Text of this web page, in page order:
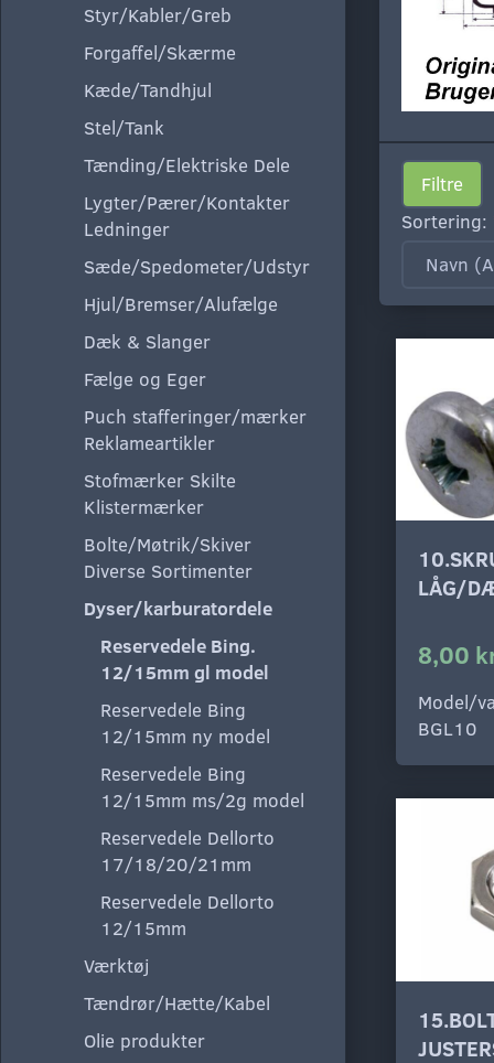
Styr/Kabler/Greb
Forgaffel/Skærme
Kæde/Tandhjul
Stel/Tank
Tænding/Elektriske Dele
Lygter/Pærer/Kontakter
Ledninger
Sæde/Spedometer/Udstyr
Hjul/Bremser/Alufælge
Dæk & Slanger
Fælge og Eger
Puch stafferinger/mærker
Reklameartikler
Stofmærker Skilte
Klistermærker
Bolte/Møtrik/Skiver
Diverse Sortimenter
Dyser/karburatordele
Reservedele Bing.
12/15mm gl model
Reservedele Bing
12/15mm ny model
Reservedele Bing
12/15mm ms/2g model
Reservedele Dellorto
17/18/20/21mm
Reservedele Dellorto
12/15mm
Værktøj
Tændrør/Hætte/Kabel
Olie produkter
Filtre
Sortering:
LÅG/
8,00
Model/
BGL10